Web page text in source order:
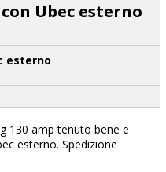
Ubec esterno
esterno
130 amp tenuto bene e
esterno. Spedizione